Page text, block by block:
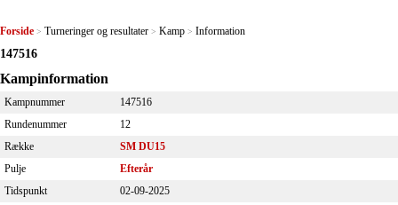
Forside > Turneringer og resultater > Kamp > Information
147516
Kampinformation
Kampnummer
147516
Rundenummer
12
Række
SM DU15
Pulje
Efterår
Tidspunkt
02-09-2025